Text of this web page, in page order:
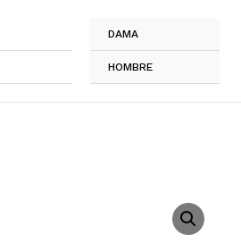
DAMA
HOMBRE